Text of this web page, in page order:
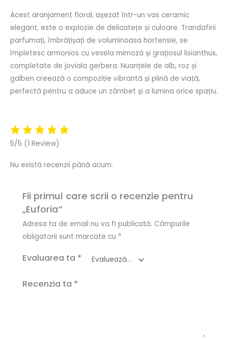
Acest aranjament floral, așezat într-un vas ceramic
elegant, este o explozie de delicatețe și culoare. Trandafirii
parfumați, îmbrățișați de voluminoasa hortensie, se
împletesc armonios cu vesela mimoză și grațiosul lisianthus,
completate de joviala gerbera. Nuanțele de alb, roz și
galben creează o compoziție vibrantă și plină de viață,
perfectă pentru a aduce un zâmbet și a lumina orice spațiu.
5/5 (1 Review)
Nu există recenzii până acum.
Fii primul care scrii o recenzie pentru
„Euforia”
Adresa ta de email nu va fi publicată. Câmpurile
obligatorii sunt marcate cu *
Evaluarea ta *
Recenzia ta *